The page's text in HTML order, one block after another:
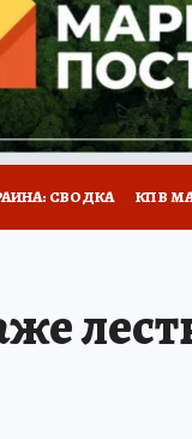
СВОДКА КП В